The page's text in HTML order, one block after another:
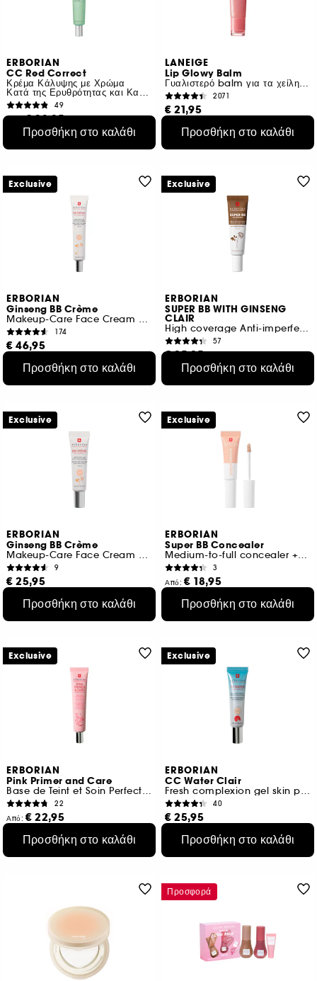
ERBORIAN
CC Red Correct
Κρέμα Κάλυψης με Χρώμα
Κατά της Ερυθρότητας και Καταπραϋντική
49
€ 23,95
€ 112,38 /100ml
Προσθήκη στο καλάθι
LANEIGE
Lip Glowy Balm
Γυαλιστερό balm για τα χείλη περιορισμένη έκδοση
2071
€ 21,95
Προσθήκη στο καλάθι
ERBORIAN
Ginseng BB Crème
Makeup-Care Face Cream Baby Skin Effect 40ml
174
€ 46,95
5 αποχρώσεις
Προσθήκη στο καλάθι
Exclusive
ERBORIAN
SUPER BB WITH GINSENG
CLAIR
High coverage Anti-imperfections care
57
€ 25,95
€ 173,00 /100ml
Προσθήκη στο καλάθι
Exclusive
ERBORIAN
Ginseng BB Crème
Makeup-Care Face Cream Baby Skin Effect 15ml
9
€ 25,95
5 αποχρώσεις
Προσθήκη στο καλάθι
Exclusive
ERBORIAN
Super BB Concealer
Medium-to-full concealer + Efficient care
3
Από:€ 18,95
10 αποχρώσεις
Προσθήκη στο καλάθι
Exclusive
ERBORIAN
Pink Primer and Care
Base de Teint et Soin Perfecteur
22
Από:€ 22,95
2 μεγέθηΠροσθήκη στο καλάθι
Exclusive
ERBORIAN
CC Water Clair
Fresh complexion gel skin perfector
40
€ 25,95
Προσθήκη στο καλάθι
Exclusive
Προσφορά